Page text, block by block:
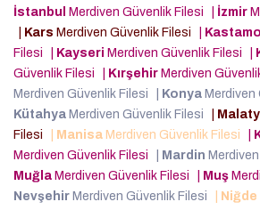
İstanbul Merdiven Güvenlik Filesi İzmir
Kars Merdiven Güvenlik Filesi
Filesi
Kayseri Merdiven Güvenlik Filesi
Güvenlik Filesi
Kırşehir Merdiven
Merdiven Güvenlik Filesi
Konya Merdiven
Kütahya Merdiven Güvenlik Filesi
Filesi
Manisa Merdiven Güvenlik Filesi
Merdiven Güvenlik Filesi
Mardin
Muğla Merdiven Güvenlik Filesi Muş
Nevşehir Merdiven Güvenlik Filesi Niğde